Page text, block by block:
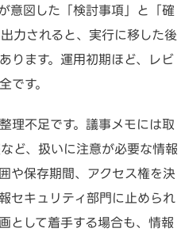
意図した「検討事項」と「確
力されると、実行に移した後
ります。運用初期ほど、レビ
です。
理不足です。議事メモには取
ど、扱いに注意が必要な情報
や保存期間、アクセス権を決
セキュリティ部門に止められ
として着手する場合も、情報